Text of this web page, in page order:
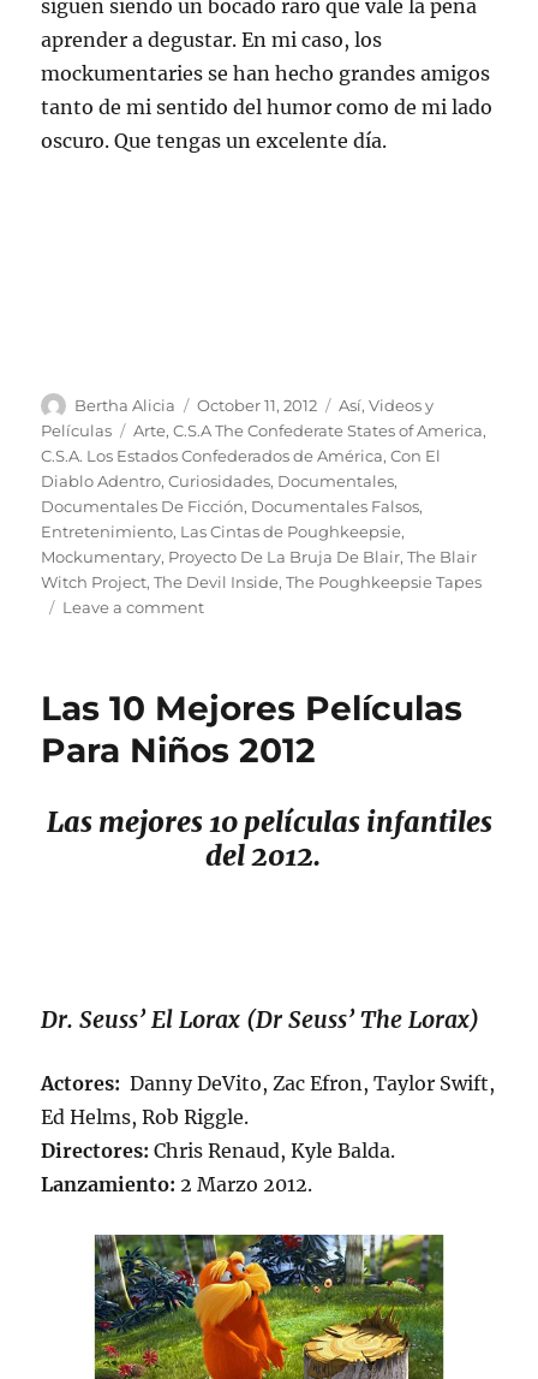
siguen siendo un bocado raro que vale la pena
aprender a degustar. En mi caso, los
mockumentaries se han hecho grandes amigos
tanto de mi sentido del humor como de mi lado
oscuro. Que tengas un excelente día.
Author
Bertha Alicia
Posted
on
October 11, 2012 Categories
Así,Videos y
Películas
Tags
Arte,C.S.A The Confederate States of America,
C.S.A. Los Estados Confederados de América,Con El
Diablo Adentro,Curiosidades, Documentales,
Documentales De Ficción, Documentales Falsos,
Entretenimiento, Las Cintas de Poughkeepsie,
Mockumentary, Proyecto De La Bruja De Blair,The Blair
Witch Project,The Devil Inside,The Poughkeepsie Tapes
Leave a commenton
De
Ficción
Las 10 Mejores Películas
Para Niños 2012
Las mejores 10 películas infantiles
del 2012.
Dr. Seuss’ El Lorax (Dr Seuss’ The Lorax)
Actores: Danny DeVito, Zac Efron, Taylor Swift,
Ed Helms, Rob Riggle.
Directores:Chris Renaud, Kyle Balda.
Lanzamiento: 2 Marzo 2012.